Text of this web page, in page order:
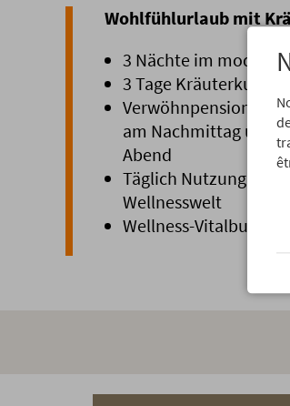
Wohlfühlurlaub mit
3 Nächte im
3 Tage Kräuterkunde
Verwöhnpension mit
am Nachmittag und
Abend
Täglich Nutzung der
Wellnesswelt
Wellness-Vitalbuffet